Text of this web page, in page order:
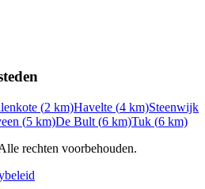
(2 km)Havelte (4 km)Steenwijk
(5 km)De Bult (6 km)Tuk (6 km)
rechten voorbehouden.